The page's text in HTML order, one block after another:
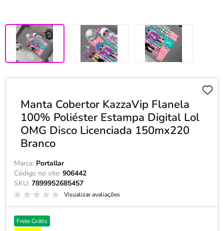
Manta Cobertor KazzaVip Flanela
100% Poliéster Estampa Digital Lol
OMG Disco Licenciada 150mx220
Branco
Marca: Portallar
Código no site: 906442
SKU: 7899952685457
Visualizar avaliações
Frete Grátis